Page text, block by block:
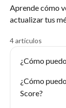
Aprende cómo
actualizar tus
4 artículos
¿Cómo
¿Cómo
Score?